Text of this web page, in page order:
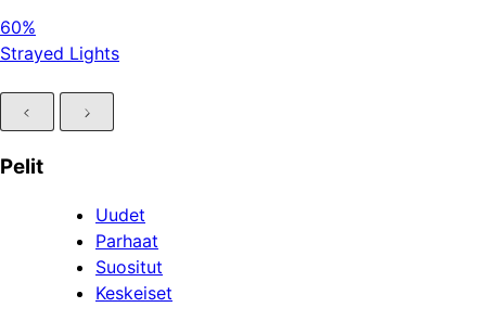
60%
Strayed Lights
Pelit
Uudet
Parhaat
Suositut
Keskeiset